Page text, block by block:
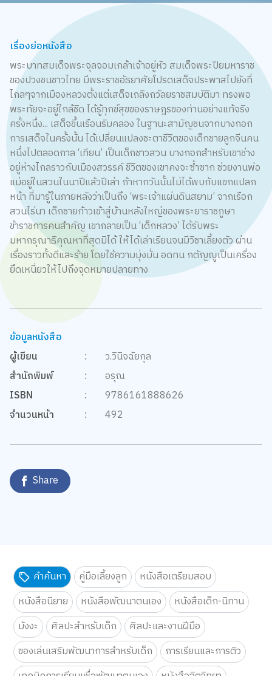
เรื่องย่อหนังสือ
พระบาทสมเด็จพระจุลจอมเกล้าเจ้าอยู่หัว สมเด็จพระปิยมหาราช
ของปวงชนชาวไทย มีพระราชอัธยาศัยโปรดเสด็จประพาสไปยังที่
ไกลๆจากเมืองหลวงตั้งแต่เสด็จเถลิงถวัลยราชสมบัติมา ทรงพอ
พระทัยจะอยู่ใกล้ชิด ได้รู้ทุกข์สุขของราษฎรของท่านอย่างแท้จริง
ครั้งหนึ่ง... เสด็จขึ้นเรือนริมคลอง ในฐานะสามัญชนจากบางกอก
การเสด็จในครั้งนั้น ได้เปลี่ยนแปลงชะตาชีวิตของเด็กชายลูกจีนคน
หนึ่งไปตลอดกาล ‘เทียน’ เป็นเด็กชาวสวน บางกอกสำหรับเขาช่าง
อยู่ห่างไกลราวกับเมืองสวรรค์ ชีวิตของเขาคงจะซ้ำซาก ช่วยงานพ่อ
แม่อยู่ในสวนในนาปีแล้วปีเล่า ถ้าหากวันนั้นไม่ได้พบกับแขกแปลก
หน้า ที่มารู้ในภายหลังว่าเป็นถึง ‘พระเจ้าแผ่นดินสยาม’ จากเรือก
สวนไร่นา เด็กชายก้าวเข้าสู่บ้านหลังใหญ่ของพระยาราชภูษา
ข้าราชการคนสำคัญ เขากลายเป็น ‘เด็กหลวง’ ได้รับพระ
มหากรุณาธิคุณหาที่สุดมิได้ ให้ได้เล่าเรียนจนมีวิชาเลี้ยงตัว ผ่าน
เรื่องราวทั้งดีและร้าย โดยใช้ความมุ่งมั่น อดทน กตัญญูเป็นเครื่อง
ยึดเหนี่ยวให้ไปถึงจุดหมายปลายทาง
ข้อมูลหนังสือ
ผู้เขียน
:
ว.วินิจฉัยกุล
สำนักพิมพ์
:
อรุณ
ISBN
:
9786161888626
จำนวนหน้า
: 492
Share
คำค้นหา คู่มือเลี้ยงลูก
หนังสือเตรียมสอบ
หนังสือนิยาย
หนังสือพัฒนาตนเอง
หนังสือเด็ก-นิทาน
มังงะ
ศิลปะสำหรับเด็ก
ศิลปะและงานฝีมือ
ของเล่นเสริมพัฒนาการสำหรับเด็ก
การเรียนและการติว